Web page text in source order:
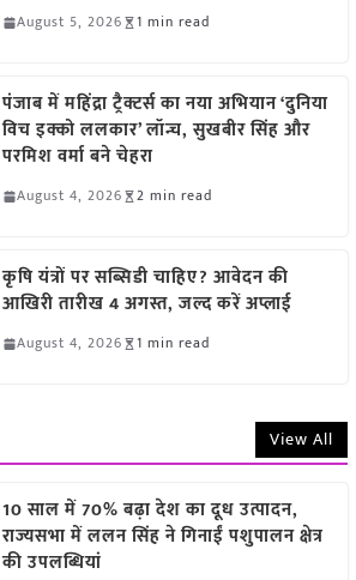
August 5, 2026 1 min read
पंजाब में महिंद्रा ट्रैक्टर्स का नया अभियान ‘दुनिया
विच इक्को ललकार’ लॉन्च, सुखबीर सिंह और
परमिश वर्मा बने चेहरा
August 4, 2026 2 min read
कृषि यंत्रों पर सब्सिडी चाहिए? आवेदन की
आखिरी तारीख 4 अगस्त, जल्द करें अप्लाई
August 4, 2026 1 min read
View All
10 साल में 70% बढ़ा देश का दूध उत्पादन,
राज्यसभा में ललन सिंह ने गिनाईं पशुपालन क्षेत्र
की उपलब्धियां